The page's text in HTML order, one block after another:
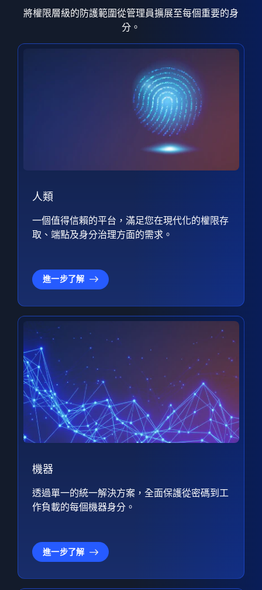
將權限層級的防護範圍從管理員擴展至每個重要的身
分。
人類
一個值得信賴的平台，滿足您在現代化的權限存
取、端點及身分治理方面的需求。
進一步了解
機器
透過單一的統一解決方案，全面保護從密碼到工
作負載的每個機器身分。
進一步了解